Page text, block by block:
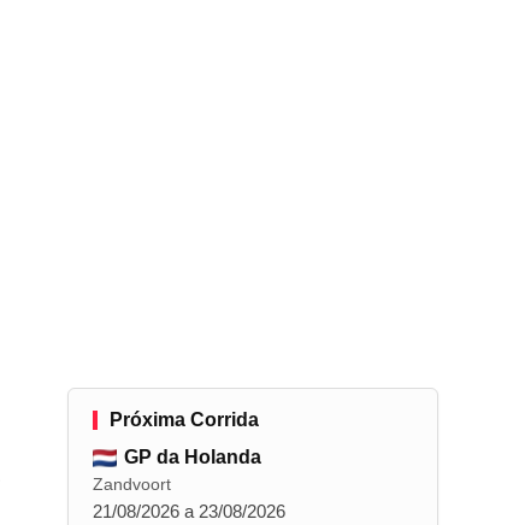
Próxima Corrida
GP da Holanda
Zandvoort
21/08/2026 a 23/08/2026